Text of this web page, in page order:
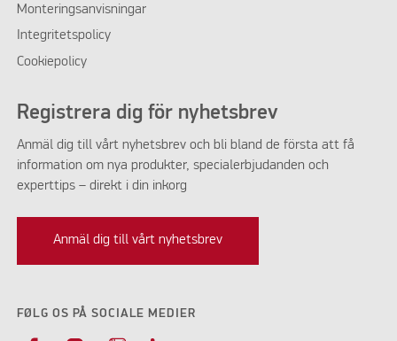
Monteringsanvisningar
Integritetspolicy
Cookiepolicy
Registrera dig för nyhetsbrev
Anmäl dig till vårt nyhetsbrev och bli bland de första att få
information om nya produkter, specialerbjudanden och
experttips – direkt i din inkorg
Anmäl dig till vårt nyhetsbrev
FØLG OS PÅ SOCIALE MEDIER